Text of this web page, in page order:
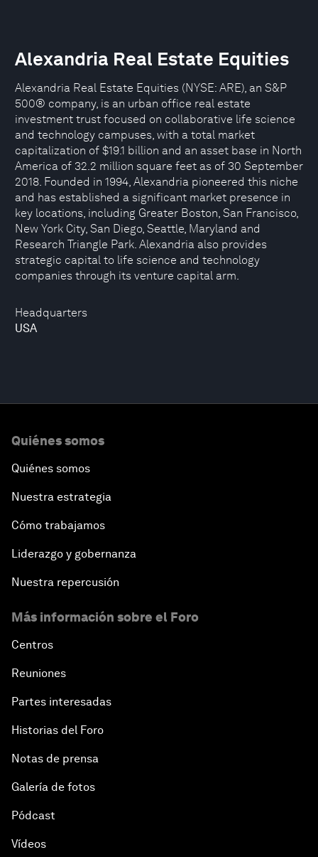
Headquarters
USA
Alexandria Real Estate Equities
Alexandria Real Estate Equities (NYSE: ARE), an S&P
500® company, is an urban office real estate
investment trust focused on collaborative life science
and technology campuses, with a total market
capitalization of $19.1 billion and an asset base in North
America of 32.2 million square feet as of 30 September
2018. Founded in 1994, Alexandria pioneered this niche
and has established a significant market presence in
key locations, including Greater Boston, San Francisco,
New York City, San Diego, Seattle, Maryland and
Research Triangle Park. Alexandria also provides
strategic capital to life science and technology
companies through its venture capital arm.
Quiénes somos
Quiénes somos
Nuestra estrategia
Cómo trabajamos
Liderazgo y gobernanza
Nuestra repercusión
Más información sobre el Foro
Centros
Reuniones
Partes interesadas
Historias del Foro
Notas de prensa
Galería de fotos
Pódcast
Vídeos